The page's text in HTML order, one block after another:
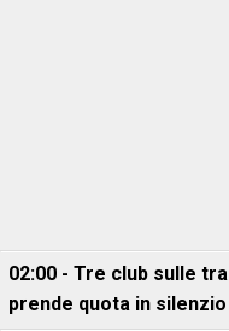
02:00 - Tre club sulle
prende quota in silenzio